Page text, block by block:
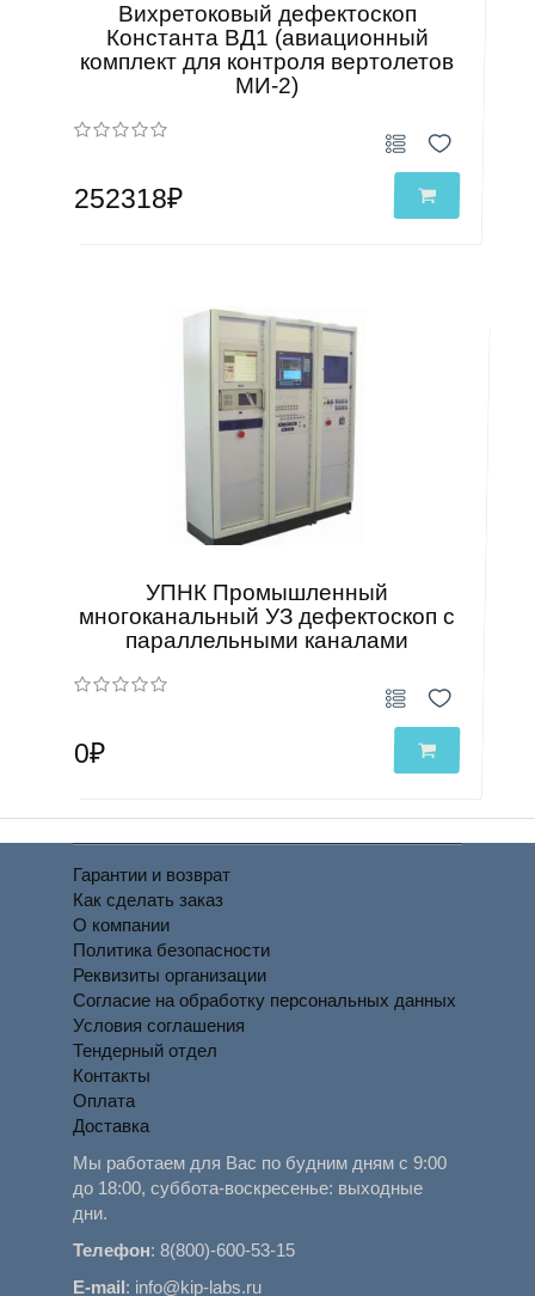
Вихретоковый дефектоскоп
Константа ВД1 (авиационный
комплект для контроля вертолетов
МИ-2)
252318₽
УПНК Промышленный
многоканальный УЗ дефектоскоп с
параллельными каналами
0₽
Гарантии и возврат
Как сделать заказ
О компании
Политика безопасности
Реквизиты организации
Согласие на обработку персональных данных
Условия соглашения
Тендерный отдел
Контакты
Оплата
Доставка
Мы работаем для Вас по будним дням с 9:00
до 18:00, суббота-воскресенье: выходные
дни.
Телефон:8(800)-600-53-15
E-mail: info@kip-labs.ru